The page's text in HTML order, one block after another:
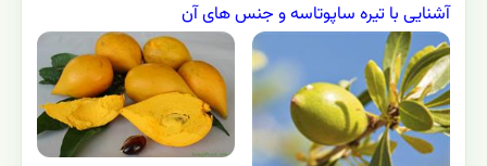
آشنایی با تیره ساپوتاسه و جنس های آن